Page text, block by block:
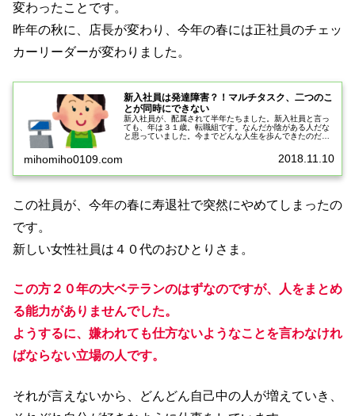
変わったことです。
昨年の秋に、店長が変わり、今年の春には正社員のチェッ
カーリーダーが変わりました。
新入社員は発達障害？！マルチタスク、二つのこ
とが同時にできない
新入社員が、配属されて半年たちました。新入社員と言っ
ても、年は３１歳。転職組です。なんだか陰がある人だな
と思っていました。今までどんな人生を歩んできたのだろ
mihomiho0109.com 2018.11.10
この社員が、今年の春に寿退社で突然にやめてしまったの
です。
新しい女性社員は４０代のおひとりさま。
この方２０年の大ベテランのはずなのですが、人をまとめ
る能力がありませんでした。
ようするに、嫌われても仕方ないようなことを言わなけれ
ばならない立場の人です。
それが言えないから、どんどん自己中の人が増えていき、